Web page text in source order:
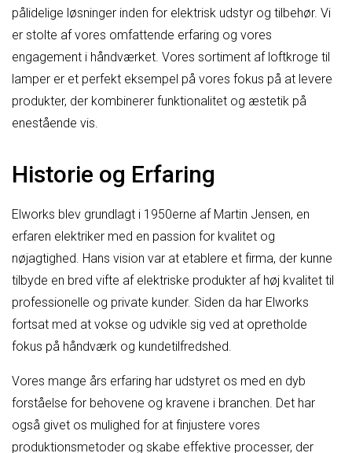
pålidelige løsninger inden for elektrisk udstyr og tilbehør. Vi
er stolte af vores omfattende erfaring og vores
engagement i håndværket. Vores sortiment af loftkroge til
lamper er et perfekt eksempel på vores fokus på at levere
produkter, der kombinerer funktionalitet og æstetik på
enestående vis.
Historie og Erfaring
Elworks blev grundlagt i 1950erne af Martin Jensen, en
erfaren elektriker med en passion for kvalitet og
nøjagtighed. Hans vision var at etablere et firma, der kunne
tilbyde en bred vifte af elektriske produkter af høj kvalitet til
professionelle og private kunder. Siden da har Elworks
fortsat med at vokse og udvikle sig ved at opretholde
fokus på håndværk og kundetilfredshed.
Vores mange års erfaring har udstyret os med en dyb
forståelse for behovene og kravene i branchen. Det har
også givet os mulighed for at finjustere vores
produktionsmetoder og skabe effektive processer, der